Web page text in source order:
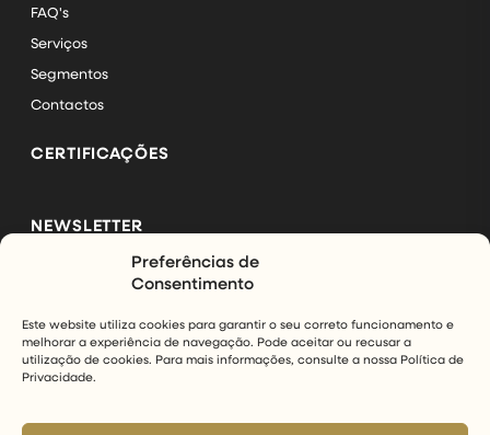
Preferências de
Consentimento
Este website utiliza cookies para garantir o seu correto funcionamento e
melhorar a experiência de navegação. Pode aceitar ou recusar a
utilização de cookies. Para mais informações, consulte a nossa Política de
Privacidade.
FAQ's
Serviços
Segmentos
Contactos
CERTIFICAÇÕES
NEWSLETTER
Subscreva a nossa newsletter e mantenha-se a par das
últimas novidades da InfinityAir.
SUBSCREVER